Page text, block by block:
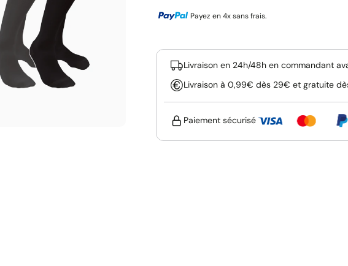
Payez en 4x sans frais.
Livraison en 24h/48h en commandant
Livraison à 0,99€ dès 29€ et gratuite
Paiement sécurisé